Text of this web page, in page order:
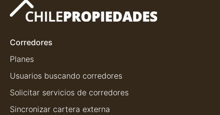
Corredores
Planes
Usuarios buscando corredores
Solicitar servicios de corredores
Sincronizar cartera externa